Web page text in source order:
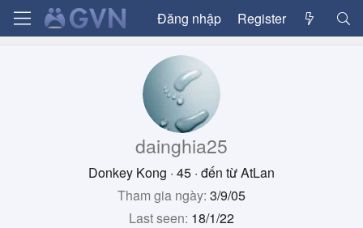
Đăng nhập Register
dainghia25
Donkey Kong · 45 · đến từAtLan
Tham gia ngày 3/9/05
Last seen 18/1/22